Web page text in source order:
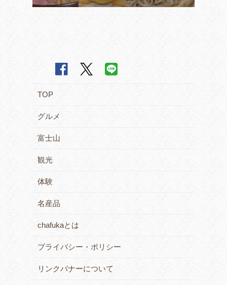
TOP
グルメ
富士山
観光
体験
名産品
chafukaとは
プライバシー・ポリシー
リンクバナーについて